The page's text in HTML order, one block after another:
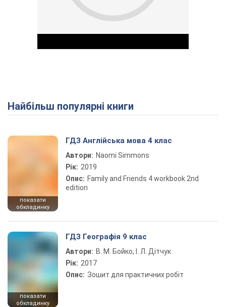
Play Video
Найбільш популярні книги
показати
обкладинку
ГДЗ Англійська мова 4 клас
Автори: Naomi Simmons
Рік: 2019
Опис: Family and Friends 4 workbook 2nd
edition
показати
обкладинку
ГДЗ Географія 9 клас
Автори: В. М. Бойко, І. Л. Дітчук
Рік: 2017
Опис: Зошит для практичних робіт